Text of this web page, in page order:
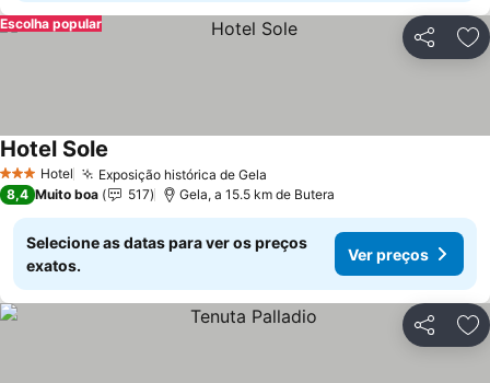
Partilhar
Escolha popular
3 EstrelasHotel Exposição histórica de Gela
Hotel Sole
8,4 Muito boa 517 Gela, a 15.5 km de Butera
Selecione as datas para ver os preços
exatos.
Ver preços
Partilhar